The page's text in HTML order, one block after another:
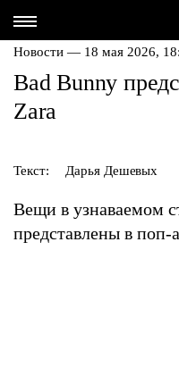
Новости — 18 мая 2026,
Bad Bunny
Zara
Текст: Дарья Дешевых
Вещи в узнаваемом
представлены в поп-